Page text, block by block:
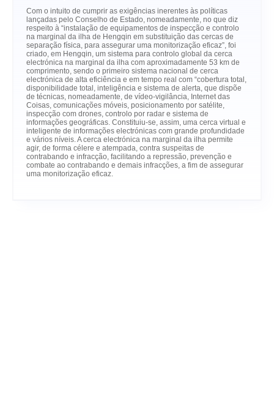
Com o intuito de cumprir as exigências inerentes às políticas
lançadas pelo Conselho de Estado, nomeadamente, no que diz
respeito à “instalação de equipamentos de inspecção e controlo
na marginal da ilha de Hengqin em substituição das cercas de
separação física, para assegurar uma monitorização eficaz”, foi
criado, em Hengqin, um sistema para controlo global da cerca
electrónica na marginal da ilha com aproximadamente 53 km de
comprimento, sendo o primeiro sistema nacional de cerca
electrónica de alta eficiência e em tempo real com “cobertura total,
disponibilidade total, inteligência e sistema de alerta, que dispõe
de técnicas, nomeadamente, de vídeo-vigilância, Internet das
Coisas, comunicações móveis, posicionamento por satélite,
inspecção com drones, controlo por radar e sistema de
informações geográficas. Constituiu-se, assim, uma cerca virtual e
inteligente de informações electrónicas com grande profundidade
e vários níveis. A cerca electrónica na marginal da ilha permite
agir, de forma célere e atempada, contra suspeitas de
contrabando e infracção, facilitando a repressão, prevenção e
combate ao contrabando e demais infracções, a fim de assegurar
uma monitorização eficaz.